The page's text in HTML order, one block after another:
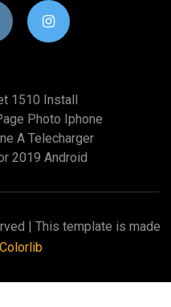
1510 Install
Photo Iphone
A Telecharger
2019 Android
| This template is made
Colorlib